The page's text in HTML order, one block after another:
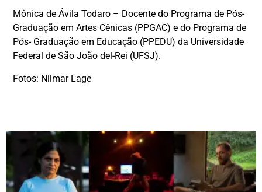
Mônica de Ávila Todaro – Docente do Programa de Pós-
Graduação em Artes Cênicas (PPGAC) e do Programa de
Pós- Graduação em Educação (PPEDU) da Universidade
Federal de São João del-Rei (UFSJ).
Fotos: Nilmar Lage